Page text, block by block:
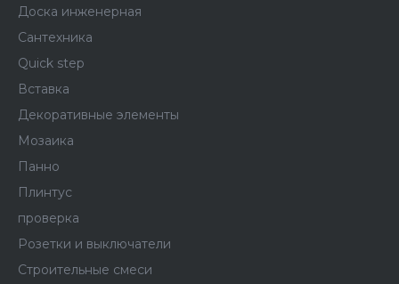
Доска инженерная
Сантехника
Quick step
Вставка
Декоративные элементы
Мозаика
Панно
Плинтус
проверка
Розетки и выключатели
Строительные смеси